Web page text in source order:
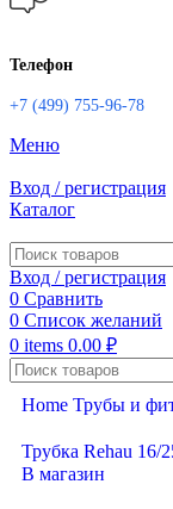
Телефон
+7 (499) 755-96-78
Меню
Вход / регистрация
Каталог
Вход / регистрация
0 Сравнить
0 Список желаний
0 items 0.00 ₽
Home Трубы и
Трубка Rehau 16/
В магазин